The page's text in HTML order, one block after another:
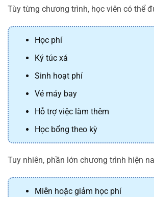
Tùy từng chương trình, học viên có thể
Học phí
Ký túc xá
Sinh hoạt phí
Vé máy bay
Hỗ trợ việc làm thêm
Học bổng theo kỳ
Tuy nhiên, phần lớn chương trình hiện
Miễn hoặc giảm học phí